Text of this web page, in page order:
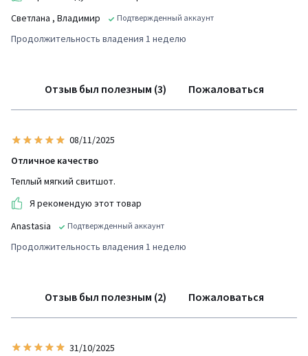
Светлана , Владимир Подтвержденный аккаунт
Продолжительность владения 1 неделю
Отзыв был полезным (3) Пожаловаться
08/11/2025
Отличное качество
Теплый мягкий свитшот.
Я рекомендую этот товар
Anastasia
Подтвержденный аккаунт
Продолжительность владения 1 неделю
Отзыв был полезным (2) Пожаловаться
31/10/2025